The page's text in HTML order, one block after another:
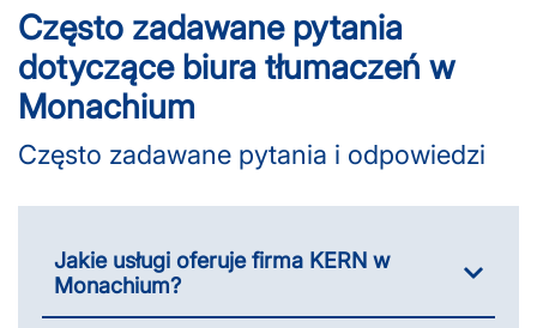
Często zadawane pytania
dotyczące biura tłumaczeń w
Monachium
Często zadawane pytania i odpowiedzi
Jakie usługi oferuje firma KERN w
Monachium?